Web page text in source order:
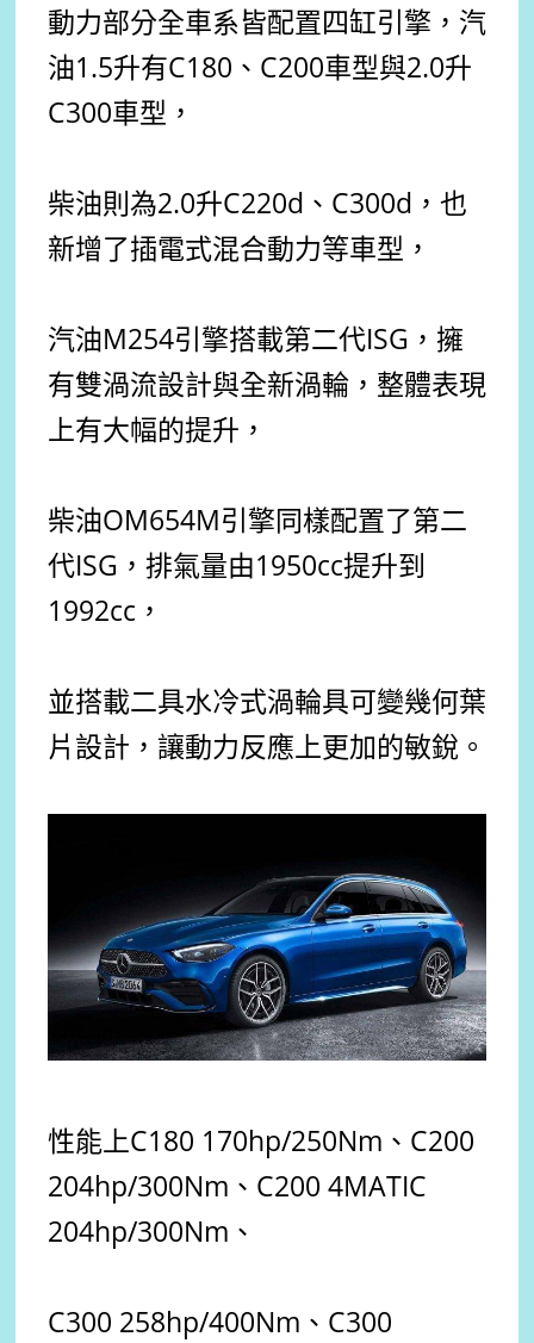
動力部分全車系皆配置四缸引擎，汽
油1.5升有C180、C200車型與2.0升
C300車型，
柴油則為2.0升C220d、C300d，也
新增了插電式混合動力等車型，
汽油M254引擎搭載第二代ISG，擁
有雙渦流設計與全新渦輪，整體表現
上有大幅的提升，
柴油OM654M引擎同樣配置了第二
代ISG，排氣量由1950cc提升到
1992cc，
並搭載二具水冷式渦輪具可變幾何葉
片設計，讓動力反應上更加的敏銳。
性能上C180 170hp/250Nm、C200
204hp/300Nm、C200 4MATIC
204hp/300Nm、
C300 258hp/400Nm、C300